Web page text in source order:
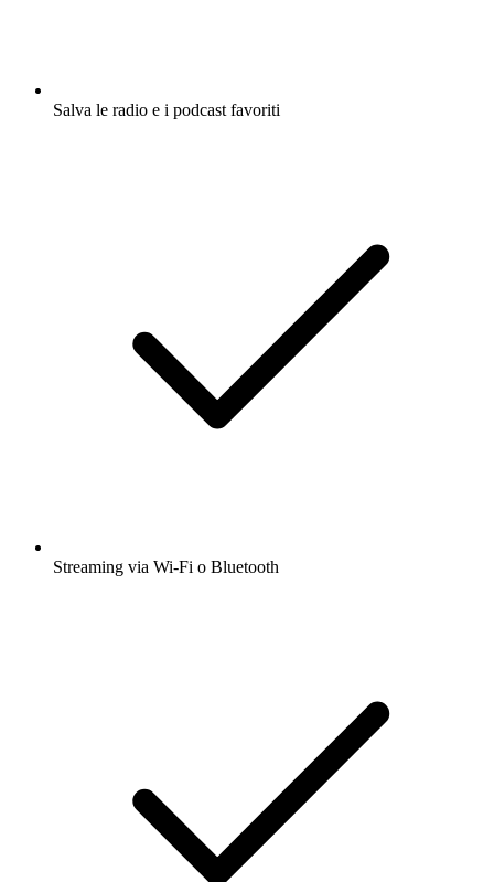
Salva le radio e i podcast favoriti
Streaming via Wi-Fi o Bluetooth